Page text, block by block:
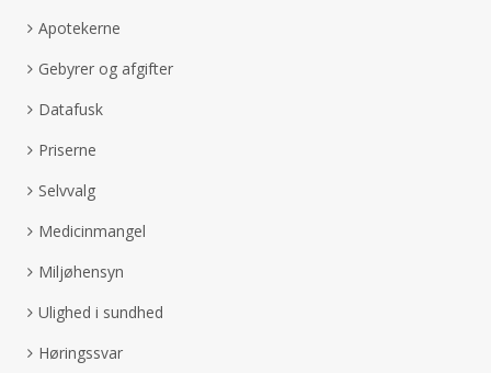
Apotekerne
Gebyrer og afgifter
Datafusk
Priserne
Selvvalg
Medicinmangel
Miljøhensyn
Ulighed i sundhed
Høringssvar